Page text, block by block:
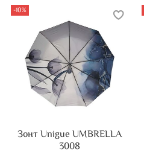
-10%
Зонт Unigue UMBRELLA
3008